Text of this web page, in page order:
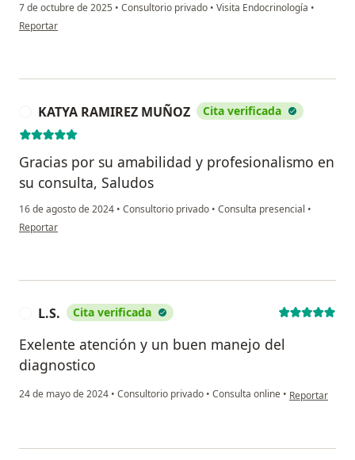
7 de octubre de 2025 • Consultorio privado • Visita Endocrinología •
en opinión del usuario Verónica Campos
Reportar
KATYA RAMIREZ MUÑOZ Cita verificada
Gracias por su amabilidad y profesionalismo en
su consulta, Saludos
16 de agosto de 2024 • Consultorio privado • Consulta presencial •
en opinión del usuario KATYA RAMIREZ MUÑOZ
Reportar
L.S. Cita verificada
Exelente atención y un buen manejo del
diagnostico
24 de mayo de 2024 • Consultorio privado • Consulta online • en opinión del
Reportar